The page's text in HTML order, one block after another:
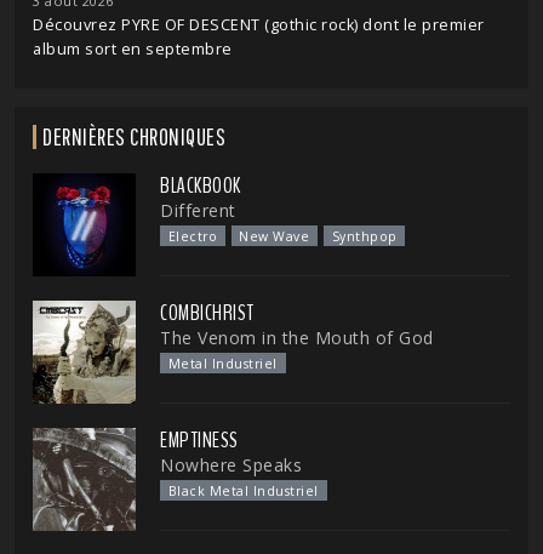
Découvrez PYRE OF DESCENT (gothic rock) dont le premier
album sort en septembre
DERNIÈRES CHRONIQUES
BLACKBOOK
Different
Electro New Wave Synthpop
COMBICHRIST
The Venom in the Mouth of God
Metal Industriel
EMPTINESS
Nowhere Speaks
Black Metal Industriel